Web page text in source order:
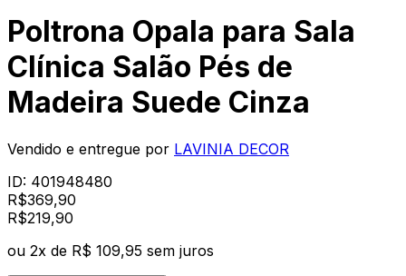
Poltrona Opala para Sala
Clínica Salão Pés de
Madeira Suede Cinza
Vendido e entregue por LAVINIA DECOR
ID: 401948480
R$369,90
R$219,90
ou 2x de R$ 109,95 sem juros